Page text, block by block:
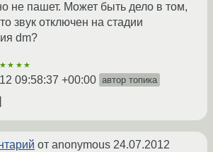
не пашет. Может быть дело в том,
звук отключен на стадии
dm?
09:58:37 +00:00 автор топика
от anonymous 24.07.2012